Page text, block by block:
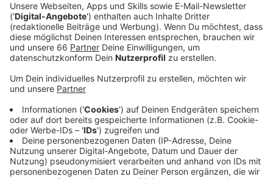
Auf Höhe der Kreuzung Aachener
Straße/Suitbertusstraße werden die beiden
Bahnsteige der Linien U71 und U83 erhöht
modernisiert und damitbarrierefrei gestaltet.
Anzeige
Radweg auf der Haltestelle
Anzeige